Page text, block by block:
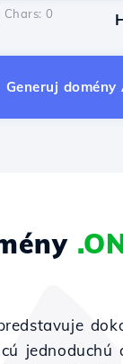
0
Generuj domény
jednoduchú